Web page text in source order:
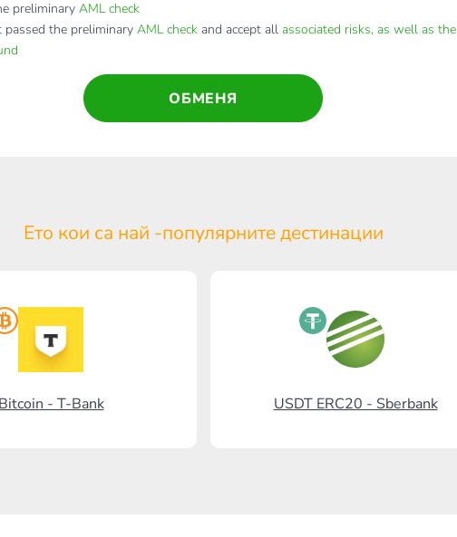
preliminary AML check
the preliminary AML checkand accept all associated risks, as well as the
ОБМЕНЯ
Ето кои са най -популярнитедестинации
Bitcoin - T-Bank USDT ERC20 - Sberbank